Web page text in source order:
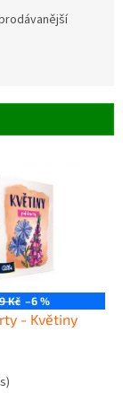
Kč –6 %
- Květiny